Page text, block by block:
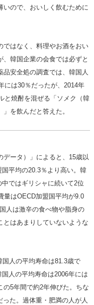
いので、おいしく飲むために
はなく、料理やお酒をおい
韓国企業の会食では必ずと
安全処の調査では、韓国人
には30％だったが、2014年
と焼酎を混ぜる「ソメク（韓
を飲んだと答えた。
ータ）」によると、15歳以
平均の20.3％より高い。韓
ではギリシャに続いて2位
量はOECD加盟国平均が9.0
人は激辛の食べ物や脂身の
とはあまりしていないような
人の平均寿命は81.3歳で
人の平均寿命は2006年には
の5年間で約2年伸びた。ちな
た。過体重・肥満の人が人